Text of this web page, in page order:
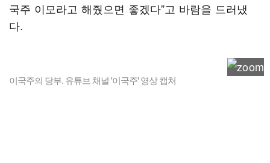
국주 이모라고 해줬으면 좋겠다”고 바람을 드러냈
다.
이국주의 당부. 유튜브 채널 '이국주' 영상 캡처